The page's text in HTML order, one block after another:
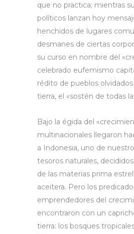
que no practica; mientras
políticos lanzan hoy
henchidos de lugares
desmanes de ciertas
su curso en nombre del
celebrado eufemismo
rédito de pueblos
tierra, el «sostén de todas
Bajo la égida del
multinacionales llegaron
a Indonesia, uno de
tesoros naturales,
de las materias prima
aceitera. Pero los
emprendedores del
encontraron con un
tierra: los bosques